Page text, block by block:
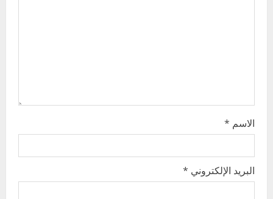
الاسم *
البريد الإلكتروني *